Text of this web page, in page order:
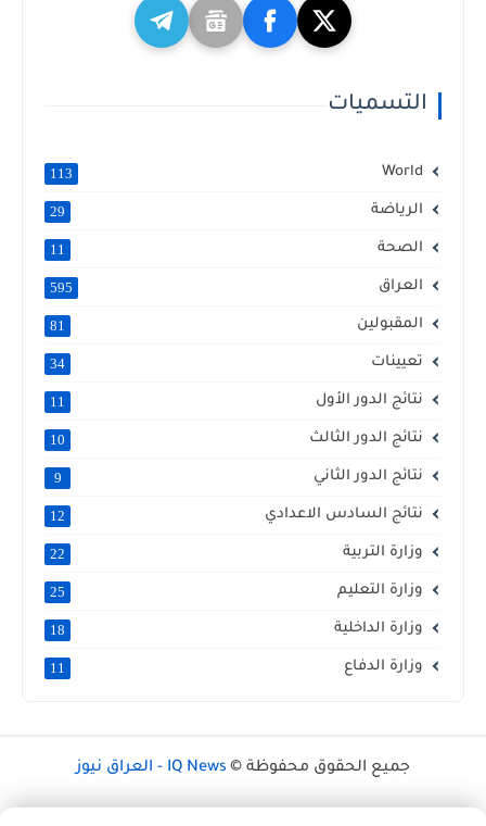
التسميات
World
113
الرياضة 29
الصحة 11
العراق 595
المقبولين 81
تعيينات 34
نتائج الدور الأول 11
نتائج الدور الثالث 10
نتائج الدور الثاني 9
نتائج السادس الاعدادي 12
وزارة التربية 22
وزارة التعليم 25
وزارة الداخلية 18
وزارة الدفاع 11
جميع الحقوق محفوظة © IQ News - العراق نيوز